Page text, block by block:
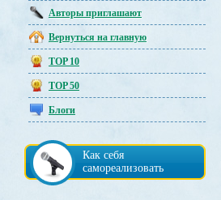
Авторы приглашают
Вернуться на главную
TOP 10
TOP 50
Блоги
Как себя
самореализовать